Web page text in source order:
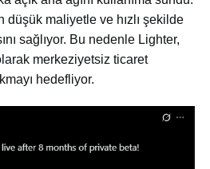
düşük maliyetle ve hızlı şekilde
sağlıyor. Bu nedenle Lighter,
merkeziyetsiz ticaret
hedefliyor.